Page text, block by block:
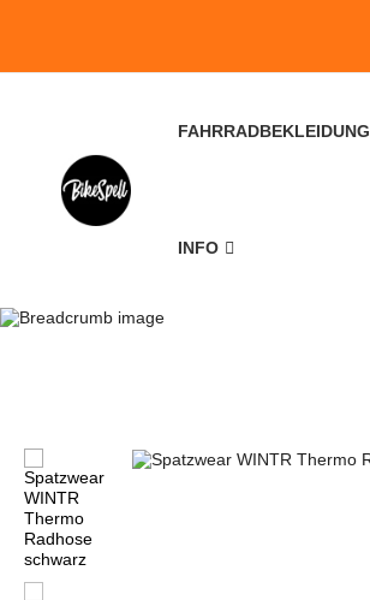
FAHRRADBEKLEIDUNG
INFO